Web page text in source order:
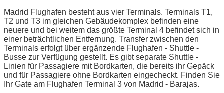
Madrid Flughafen besteht aus vier Terminals. Terminals T1,
T2 und T3 im gleichen Gebäudekomplex befinden eine
neuere und bei weitem das größte Terminal 4 befindet sich in
einer beträchtlichen Entfernung. Transfer zwischen den
Terminals erfolgt über ergänzende Flughafen - Shuttle -
Busse zur Verfügung gestellt. Es gibt separate Shuttle -
Linien für Passagiere mit Bordkarten, die bereits ihr Gepäck
und für Passagiere ohne Bordkarten eingecheckt. Finden Sie
Ihr Gate am Flughafen Terminal 3 von Madrid - Barajas.